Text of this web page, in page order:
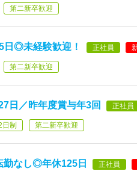
第二新卒歓迎
◎未経験歓迎！ 正社員
第二新卒歓迎
日／昨年度賞与年3回 正社員
制 第二新卒歓迎
勤なし◎年休125日 正社員